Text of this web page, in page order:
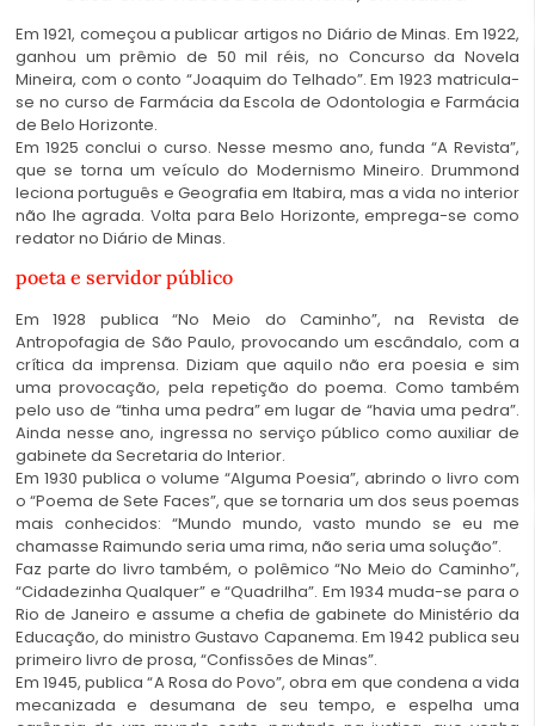
Em 1921, começou a publicar artigos no Diário de Minas. Em 1922,
ganhou um prêmio de 50 mil réis, no Concurso da Novela
Mineira, com o conto “Joaquim do Telhado”. Em 1923 matricula-
se no curso de Farmácia da Escola de Odontologia e Farmácia
de Belo Horizonte.
Em 1925 conclui o curso. Nesse mesmo ano, funda “A Revista”,
que se torna um veículo do Modernismo Mineiro. Drummond
leciona português e Geografia em Itabira, mas a vida no interior
não lhe agrada. Volta para Belo Horizonte, emprega-se como
redator no Diário de Minas.
poeta e servidor público
Em 1928 publica “No Meio do Caminho”, na Revista de
Antropofagia de São Paulo, provocando um escândalo, com a
crítica da imprensa. Diziam que aquilo não era poesia e sim
uma provocação, pela repetição do poema. Como também
pelo uso de “tinha uma pedra” em lugar de “havia uma pedra”.
Ainda nesse ano, ingressa no serviço público como auxiliar de
gabinete da Secretaria do Interior.
Em 1930 publica o volume “Alguma Poesia”, abrindo o livro com
o “Poema de Sete Faces”, que se tornaria um dos seus poemas
mais conhecidos: “Mundo mundo, vasto mundo se eu me
chamasse Raimundo seria uma rima, não seria uma solução”.
Faz parte do livro também, o polêmico “No Meio do Caminho”,
“Cidadezinha Qualquer” e “Quadrilha”. Em 1934 muda-se para o
Rio de Janeiro e assume a chefia de gabinete do Ministério da
Educação, do ministro Gustavo Capanema. Em 1942 publica seu
primeiro livro de prosa, “Confissões de Minas”.
Em 1945, publica “A Rosa do Povo”, obra em que condena a vida
mecanizada e desumana de seu tempo, e espelha uma